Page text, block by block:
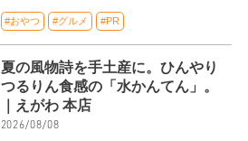
#おやつ #グルメ #PR
夏の風物詩を手土産に。ひんやり
つるりん食感の「水かんてん」。
｜えがわ 本店
2026/08/08